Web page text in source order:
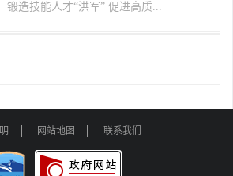
锻造技能人才“洪军” 促进高质...
网站地图 联系我们